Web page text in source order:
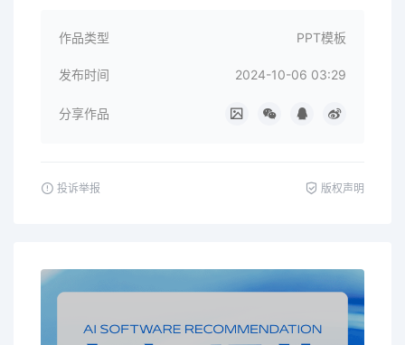
作品类型 PPT模板
发布时间 2024-10-06 03:29
分享作品
投诉举报 版权声明